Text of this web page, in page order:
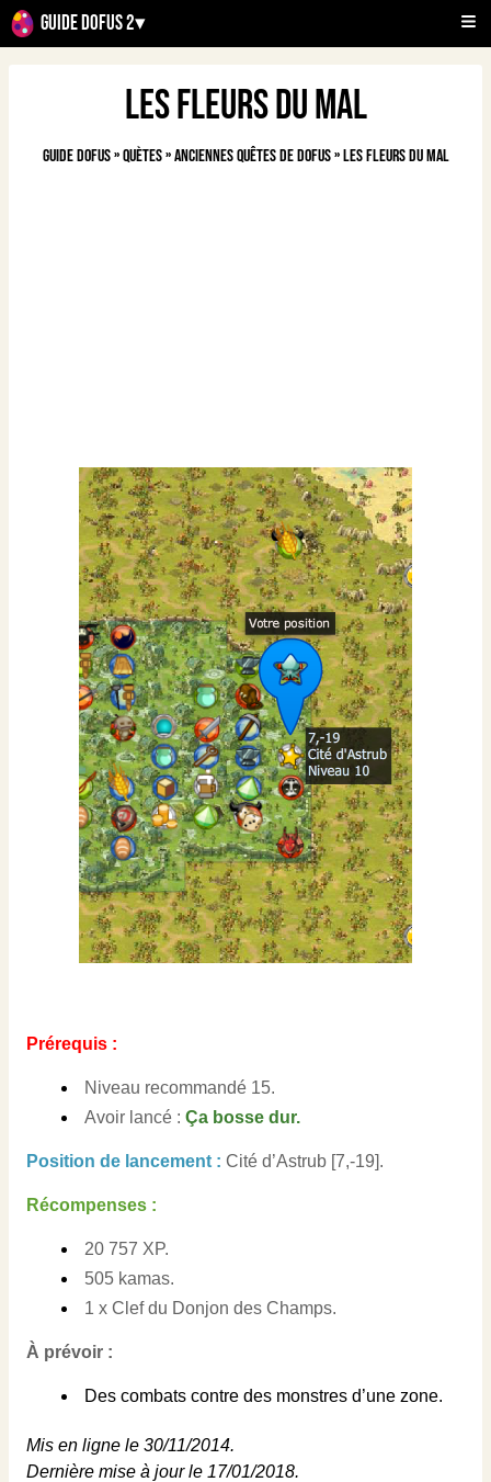
Guide Dofus 2▾
Les Fleurs du mal
Guide Dofus»Quètes»Anciennes quêtes de Dofus»Les Fleurs du mal
Prérequis :
Niveau recommandé 15.
Avoir lancé : Ça bosse dur.
Position de lancement : Cité d’Astrub [7,-19].
Récompenses :
20 757 XP.
505 kamas.
1 x Clef du Donjon des Champs.
À prévoir :
Des combats contre des monstres d’une zone.
Mis en ligne le 30/11/2014.
Dernière mise à jour le 17/01/2018.